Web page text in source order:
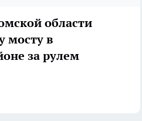
области
мосту в
за рулем